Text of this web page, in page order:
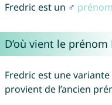
Fredric est un ♂
D’où vient le prénom
Fredric est une
provient de l’ancien